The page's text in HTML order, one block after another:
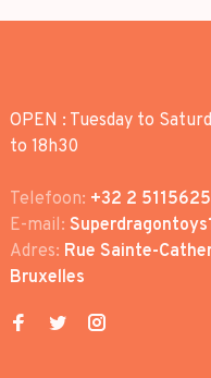
OPEN : Tuesday to
to 18h30
Telefoon: +32 2 5115625
E-mail:
Adres: Rue Sainte-
Bruxelles